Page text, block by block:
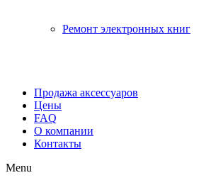
Ремонт электронных книг
Продажа аксессуаров
Цены
FAQ
О компании
Контакты
Menu